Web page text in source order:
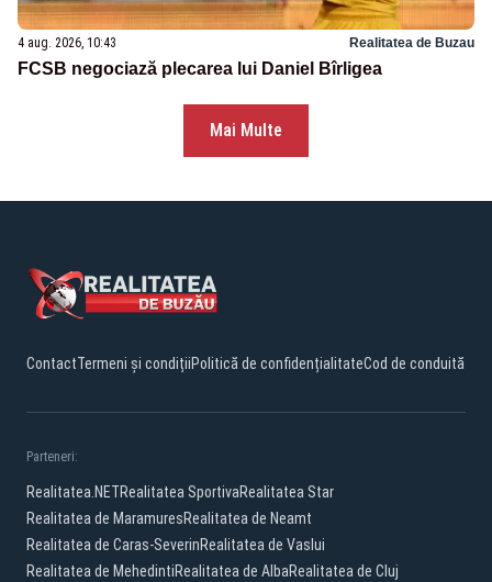
4 aug. 2026, 10:43 Realitatea de Buzau
FCSB negociază plecarea lui Daniel Bîrligea
Mai Multe
ContactTermeni și condițiiPolitică de confidențialitateCod de conduită
Parteneri:
Realitatea.NETRealitatea SportivaRealitatea Star
Realitatea de MaramuresRealitatea de Neamt
Realitatea de Caras-SeverinRealitatea de Vaslui
Realitatea de MehedintiRealitatea de AlbaRealitatea de Cluj